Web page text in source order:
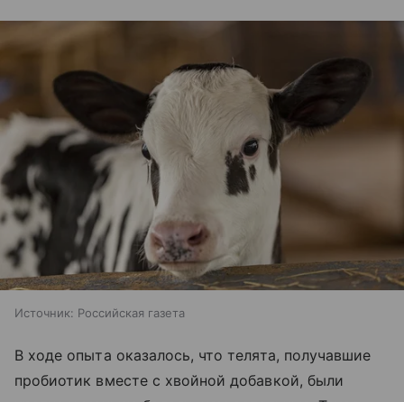
Источник: Российская газета
В ходе опыта оказалось, что телята, получавшие
пробиотик вместе с хвойной добавкой, были